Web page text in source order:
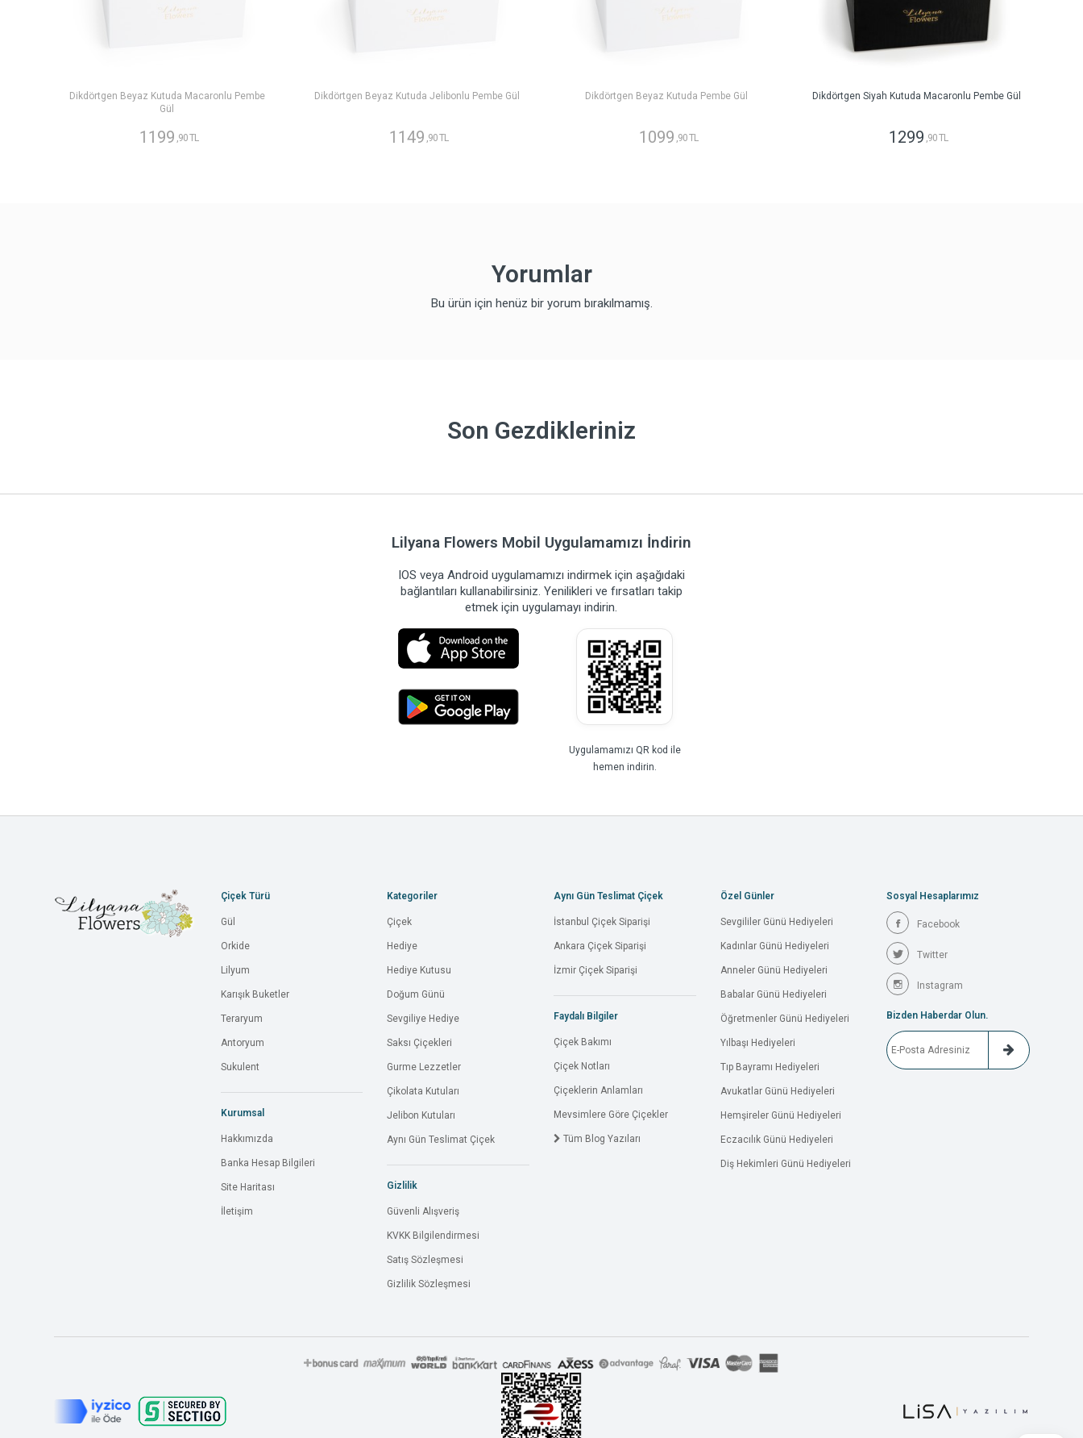
Dikdörtgen Beyaz Kutuda Macaronlu Pembe
Gül
1199 ,90 TL
Dikdörtgen Beyaz Kutuda Jelibonlu Pembe Gül
1149 ,90 TL
Dikdörtgen Beyaz Kutuda Pembe Gül
1099 ,90 TL
Dikdörtgen Siyah Kutuda Macaronlu Pembe Gül
1299 ,90 TL
Yorumlar
Bu ürün için henüz bir yorum bırakılmamış.
Son Gezdikleriniz
Lilyana Flowers Mobil Uygulamamızı İndirin
IOS veya Android uygulamamızı indirmek için aşağıdaki
bağlantıları kullanabilirsiniz. Yenilikleri ve fırsatları takip
etmek için uygulamayı indirin.
Uygulamamızı QR kod ile
hemen indirin.
Çiçek Türü
Gül
Orkide
Lilyum
Karışık Buketler
Teraryum
Antoryum
Sukulent
Kurumsal
Hakkımızda
Banka Hesap Bilgileri
Site Haritası
İletişim
Kategoriler
Çiçek
Hediye
Hediye Kutusu
Doğum Günü
Sevgiliye Hediye
Saksı Çiçekleri
Gurme Lezzetler
Çikolata Kutuları
Jelibon Kutuları
Aynı Gün Teslimat Çiçek
Gizlilik
Güvenli Alışveriş
KVKK Bilgilendirmesi
Satış Sözleşmesi
Gizlilik Sözleşmesi
Aynı Gün Teslimat Çiçek
İstanbul Çiçek Siparişi
Ankara Çiçek Siparişi
İzmir Çiçek Siparişi
Faydalı Bilgiler
Çiçek Bakımı
Çiçek Notları
Çiçeklerin Anlamları
Mevsimlere Göre Çiçekler
Tüm Blog Yazıları
Özel Günler
Sevgililer Günü Hediyeleri
Kadınlar Günü Hediyeleri
Anneler Günü Hediyeleri
Babalar Günü Hediyeleri
Öğretmenler Günü Hediyeleri
Yılbaşı Hediyeleri
Tıp Bayramı Hediyeleri
Avukatlar Günü Hediyeleri
Hemşireler Günü Hediyeleri
Eczacılık Günü Hediyeleri
Diş Hekimleri Günü Hediyeleri
Sosyal Hesaplarımız
Facebook
Twitter
Instagram
Bizden Haberdar Olun.